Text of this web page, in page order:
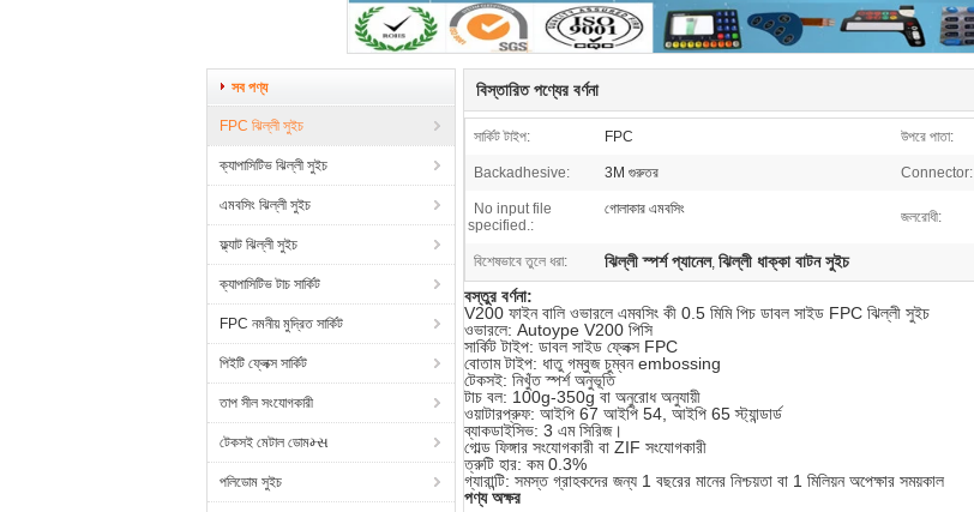
সব পণ্য
FPC ঝিল্লী সুইচ
ক্যাপাসিটিভ ঝিল্লী সুইচ
এমবসিং ঝিল্লী সুইচ
ফ্ল্যাট ঝিল্লী সুইচ
ক্যাপাসিটিভ টাচ সার্কিট
FPC নমনীয় মুদ্রিত সার্কিট
পিইটি ফ্লেক্স সার্কিট
তাপ সীল সংযোগকারী
টেকসই মেটাল ডোমમ્સ
পলিডোম সুইচ
বিস্তারিত পণ্যের বর্ণনা
সার্কিট টাইপ: FPC উপরে পাতা:
Backadhesive: 3M গুরুতর Connector:
No input file
specified.:
গোলাকার এমবসিং জলরোধী:
বিশেষভাবে তুলে ধরা: ঝিল্লী স্পর্শ প্যানেল, ঝিল্লী ধাক্কা বাটন সুইচ
বস্তুর বর্ণনা:
V200 ফাইন বালি ওভারলে এমবসিং কী 0.5 মিমি পিচ ডাবল সাইড FPC ঝিল্লী সুইচ
ওভারলে: Autoype V200 পিসি
সার্কিট টাইপ: ডাবল সাইড ফ্লেক্স FPC
বোতাম টাইপ: ধাতু গম্বুজ চুম্বন embossing
টেকসই: নিখুঁত স্পর্শ অনুভূতি
টাচ বল: 100g-350g বা অনুরোধ অনুযায়ী
ওয়াটারপ্রুফ: আইপি 67 আইপি 54, আইপি 65 স্ট্যান্ডার্ড
ব্যাকডাইসিভ: 3 এম সিরিজ।
গোল্ড ফিঙ্গার সংযোগকারী বা ZIF সংযোগকারী
ত্রুটি হার: কম 0.3%
গ্যারান্টি: সমস্ত গ্রাহকদের জন্য 1 বছরের মানের নিশ্চয়তা বা 1 মিলিয়ন অপেক্ষার সময়কাল
পণ্য অক্ষর